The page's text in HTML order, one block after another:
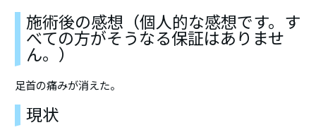
施術後の感想（個人的な感想です。す
べての方がそうなる保証はありませ
ん。）
足首の痛みが消えた。
現状